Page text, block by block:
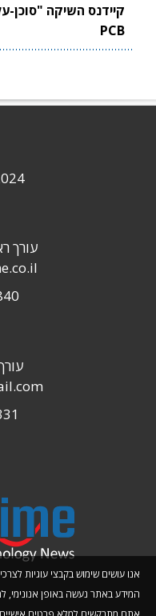
קיידנס השיקה "סוכן-
PCB
אנו עושים שימוש בקבצי עוגיות
המידע באתר נעשה באופן אנונימי,
עורך